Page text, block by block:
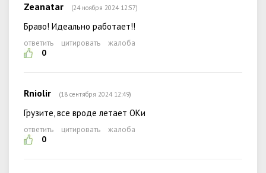
Zeanatar (24 ноября 2024 12:57)
Браво! Идеально работает!!
ответить цитировать
жалоба
0
Rniolir (18 сентября 2024 12:49)
Грузите, все вроде летает ОКи
ответить цитировать
жалоба
0